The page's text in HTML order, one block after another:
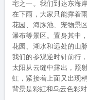
宅之一。我们到达东海
在下雨，大家只能撑着
花园、海豚池、宠物景
瀑布等景区。置身其中
花园、湖水和远处的山
我们的参观逆时针前行
太阳从云缝中露出，照
虹，紧接着上面又出现
背景是彩虹和乌云色彩